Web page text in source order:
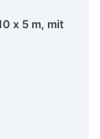
x 5 m, mit